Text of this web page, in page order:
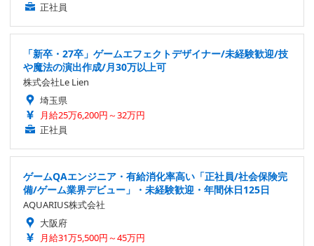
正社員
「新卒・27卒」ゲームエフェクトデザイナー/未経験歓迎/技
や魔法の演出作成/月30万以上可
株式会社Le Lien
埼玉県
月給25万6,200円～32万円
正社員
ゲームQAエンジニア・有給消化率高い「正社員/社会保険完
備/ゲーム業界デビュー」・未経験歓迎・年間休日125日
AQUARIUS株式会社
大阪府
月給31万5,500円～45万円